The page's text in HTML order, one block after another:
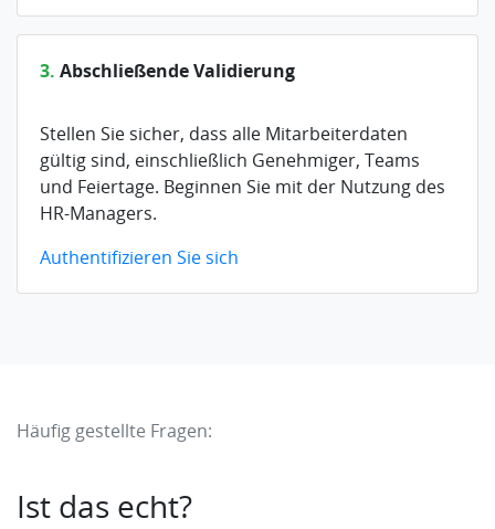
3. Abschließende Validierung
Stellen Sie sicher, dass alle Mitarbeiterdaten
gültig sind, einschließlich Genehmiger, Teams
und Feiertage. Beginnen Sie mit der Nutzung des
HR-Managers.
Authentifizieren Sie sich
Häufig gestellte Fragen:
Ist das echt?